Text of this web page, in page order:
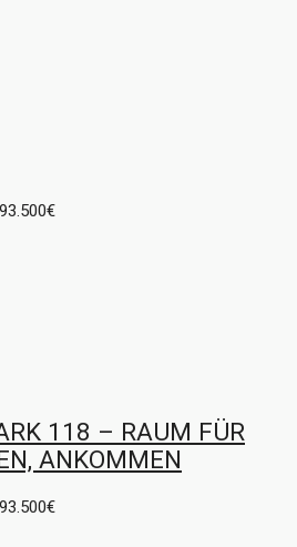
118 – RAUM FÜR
ANKOMMEN